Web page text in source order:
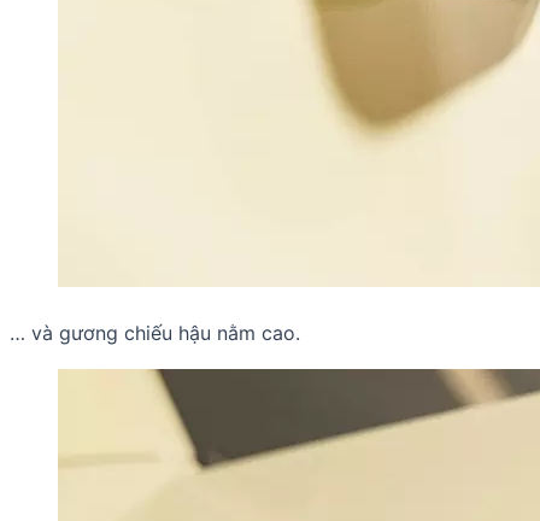
… và gương chiếu hậu nằm cao.